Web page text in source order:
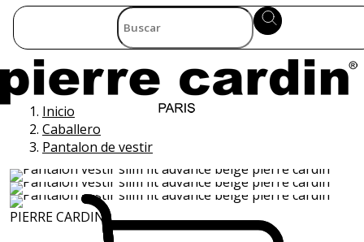
Inicio
Caballero
Pantalon de vestir
PIERRE CARDIN